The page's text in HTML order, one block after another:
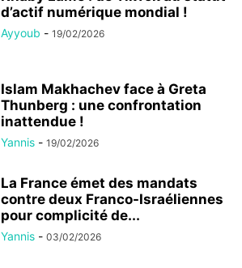
d’actif numérique mondial !
Ayyoub - 19/02/2026
Islam Makhachev face à Greta
Thunberg : une confrontation
inattendue !
Yannis - 19/02/2026
La France émet des mandats
contre deux Franco-Israéliennes
pour complicité de...
Yannis - 03/02/2026